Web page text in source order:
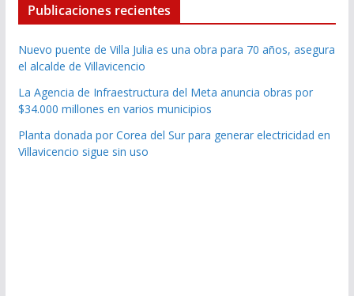
Publicaciones recientes
Nuevo puente de Villa Julia es una obra para 70 años, asegura
el alcalde de Villavicencio
La Agencia de Infraestructura del Meta anuncia obras por
$34.000 millones en varios municipios
Planta donada por Corea del Sur para generar electricidad en
Villavicencio sigue sin uso